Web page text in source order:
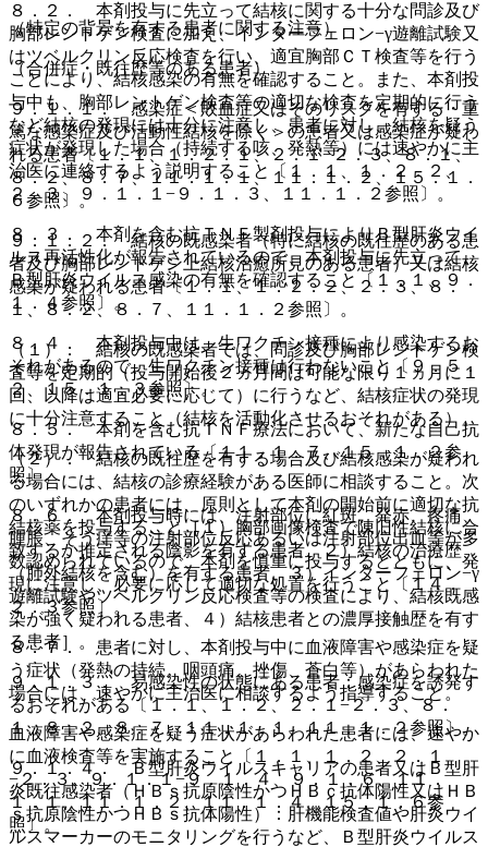
（特定の背景を有する患者に関する注意）
（合併症・既往歴等のある患者）
９．１．１． 感染症＜敗血症又はそのリスクを有する・重
篤な感染症及び活動性結核を除く＞の患者又は感染症が疑わ
れる患者〔１．１、１．２．１、２．１−２．３、８．１、
８．２、８．７、１１．１．１、１１．１．２、１５．１．
６参照〕。
９．１．２． 結核の既感染者（特に結核の既往歴のある患
者及び胸部レントゲン上結核治癒所見のある患者）又は結核
感染が疑われる患者〔１．１、１．２．２、２．３、８．
１、８．２、８．７、１１．１．２参照〕。
（１）． 結核の既感染者では、問診及び胸部レントゲン検
査等を定期的（投与開始後２ヵ月間は可能な限り１ヵ月に１
回、以降は適宜必要に応じて）に行うなど、結核症状の発現
に十分注意すること（結核を活動化させるおそれがある）。
（２）． 結核の既往歴を有する場合及び結核感染が疑われ
る場合には、結核の診療経験がある医師に相談すること。次
のいずれかの患者には、原則として本剤の開始前に適切な抗
結核薬を投与すること［１）胸部画像検査で陳旧性結核に合
致するか推定される陰影を有する患者、２）結核の治療歴
（肺外結核を含む）を有する患者、３）インターフェロン−γ
遊離試験やツベルクリン反応検査等の検査により、結核既感
染が強く疑われる患者、４）結核患者との濃厚接触歴を有す
る患者］。
９．１．３． 易感染性の状態にある患者：感染症を誘発す
るおそれがある〔１．１、１．２、２．１−２．３、８．
１、８．２、８．７、１１．１．１、１１．１．２参照〕。
９．１．４． Ｂ型肝炎ウイルスキャリアの患者又はＢ型肝
炎既往感染者（ＨＢｓ抗原陰性かつＨＢｃ抗体陽性又はＨＢ
ｓ抗原陰性かつＨＢｓ抗体陽性）：肝機能検査値や肝炎ウイ
ルスマーカーのモニタリングを行うなど、Ｂ型肝炎ウイルス
８．２． 本剤投与に先立って結核に関する十分な問診及び
胸部レントゲン検査に加え、インターフェロン−γ遊離試験又
はツベルクリン反応検査を行い、適宜胸部ＣＴ検査等を行う
ことにより、結核感染の有無を確認すること。また、本剤投
与中も、胸部レントゲン検査等の適切な検査を定期的に行う
など結核の発現には十分に注意し、患者に対し、結核を疑う
症状が発現した場合（持続する咳、発熱等）には速やかに主
治医に連絡するよう説明すること〔１．１、１．２．２、
２．３、９．１．１−９．１．３、１１．１．２参照〕。
８．３． 本剤を含む抗ＴＮＦ製剤投与によりＢ型肝炎ウイ
ルス再活性化が報告されているので、本剤投与に先立って、
Ｂ型肝炎ウイルス感染の有無を確認すること〔１．１、９．
１．４参照〕。
８．４． 本剤投与中は、生ワクチン接種により感染するお
それがあるので、生ワクチン接種は行わないこと〔９．５．
２、１５．１．３参照〕。
８．５． 本剤を含む抗ＴＮＦ療法において、新たな自己抗
体発現が報告されている〔１１．１．７、１５．１．２参
照〕。
８．６． 本剤投与時には、注射部位に紅斑、発赤、疼痛、
腫脹、そう痒等の注射部位反応あるいは注射部位出血等が多
数認められているので、本剤を慎重に投与するとともに、発
現に注意し、必要に応じて適切な処置を行うこと〔１４．
２．３参照〕。
８．７． 患者に対し、本剤投与中に血液障害や感染症を疑
う症状（発熱の持続、咽頭痛、挫傷、蒼白等）があらわれた
場合には、速やかに主治医に相談するよう指導すること。
血液障害や感染症を疑う症状があらわれた患者には、速やか
に血液検査等を実施すること〔１．１、１．２、２．１
−２．３、９．１．１−９．１．４、９．１．６、１１．
１．１、１１．１．２、１１．１．４、１５．１．６参
照〕。